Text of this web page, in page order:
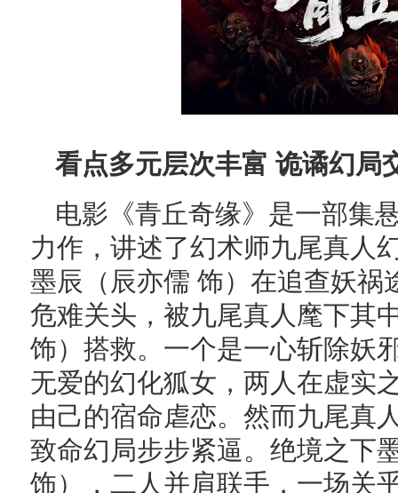
看点多元层次丰富 诡谲幻局
电影《青丘奇缘》是一部集
力作，讲述了幻术师九尾真人
墨辰（辰亦儒 饰）在追查妖祸
危难关头，被九尾真人麾下其
饰）搭救。一个是一心斩除妖
无爱的幻化狐女，两人在虚实
由己的宿命虐恋。然而九尾真
致命幻局步步紧逼。绝境之下
饰），二人并肩联手，一场关